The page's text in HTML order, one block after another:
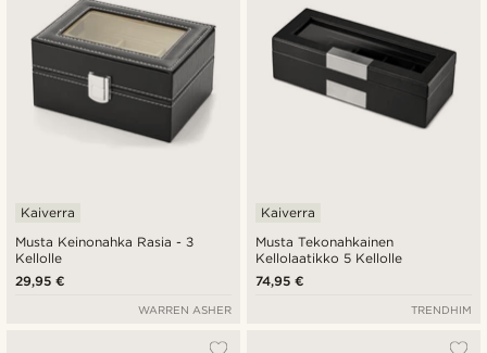
Musta Keinonahka Rasia - 3
Kellolle
Kaiverra
29,95 €
WARREN ASHER
Musta Tekonahkainen
Kellolaatikko 5 Kellolle
Kaiverra
74,95 €
TRENDHIM